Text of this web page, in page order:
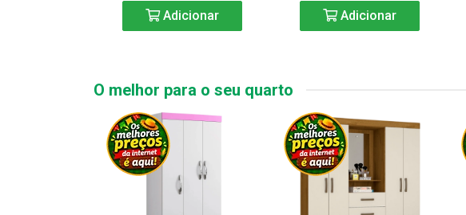
Adicionar Adicionar
O melhor para o seu quarto